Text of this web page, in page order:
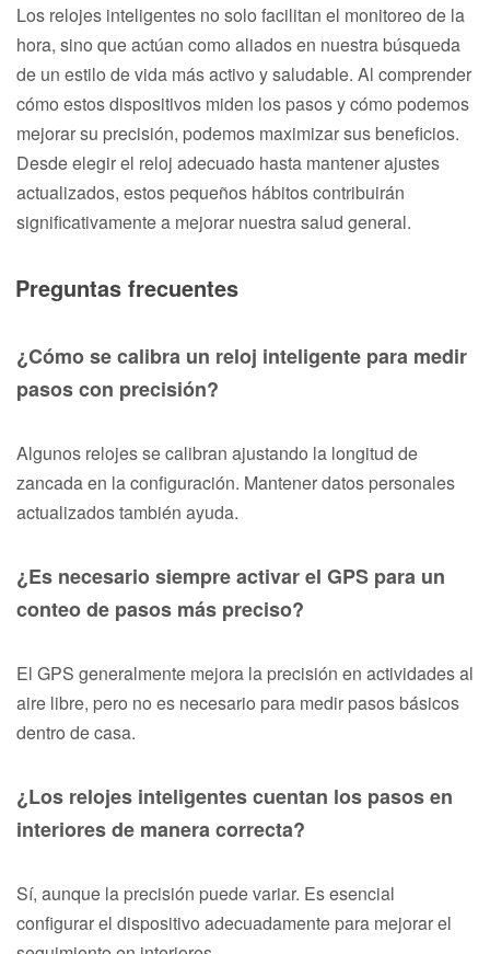
Los relojes inteligentes no solo facilitan el monitoreo de la
hora, sino que actúan como aliados en nuestra búsqueda
de un estilo de vida más activo y saludable. Al comprender
cómo estos dispositivos miden los pasos y cómo podemos
mejorar su precisión, podemos maximizar sus beneficios.
Desde elegir el reloj adecuado hasta mantener ajustes
actualizados, estos pequeños hábitos contribuirán
significativamente a mejorar nuestra salud general.
Preguntas frecuentes
¿Cómo se calibra un reloj inteligente para medir
pasos con precisión?
Algunos relojes se calibran ajustando la longitud de
zancada en la configuración. Mantener datos personales
actualizados también ayuda.
¿Es necesario siempre activar el GPS para un
conteo de pasos más preciso?
El GPS generalmente mejora la precisión en actividades al
aire libre, pero no es necesario para medir pasos básicos
dentro de casa.
¿Los relojes inteligentes cuentan los pasos en
interiores de manera correcta?
Sí, aunque la precisión puede variar. Es esencial
configurar el dispositivo adecuadamente para mejorar el